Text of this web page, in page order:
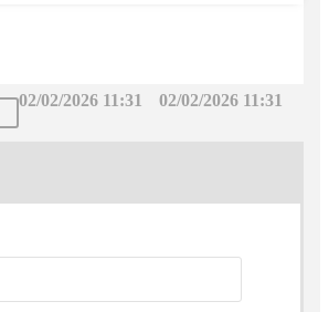
02/02/2026 11:31
02/02/2026 11:31